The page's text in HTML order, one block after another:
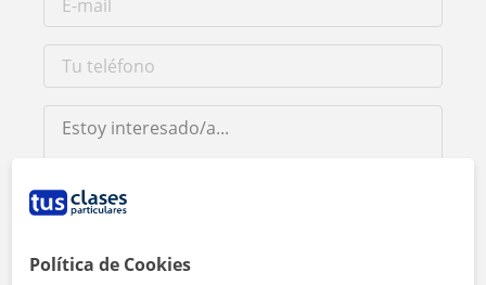
Política de Cookies